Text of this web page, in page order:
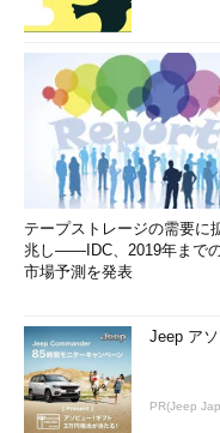
テープストレージの需要に
兆し――IDC、2019年まで
市場予測を発表
Jeep ア
PR(Jeep